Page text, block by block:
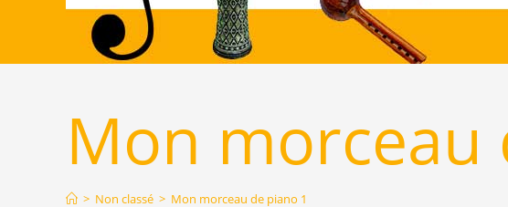
Mon morceau
> Non classé > Mon morceau de piano 1